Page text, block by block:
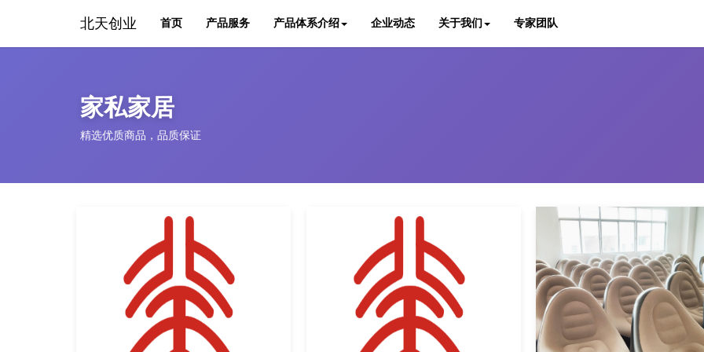
北天创业 首页 产品服务 产品体系介绍 企业动态 关于我们 专家团队
家私家居
精选优质商品，品质保证